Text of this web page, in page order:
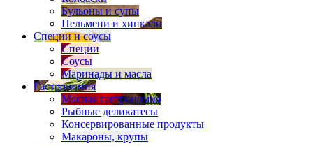
Бульоны и супы
Пельмени и хинкали
Специи и соусы
Специи
Соусы
Маринады и масла
Гастрономия
Мясная гастрономия
Рыбные деликатесы
Консервированные продукты
Макароны, крупы